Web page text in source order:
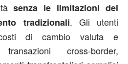
senza le limitazioni dei
tradizionali. Gli utenti
di cambio valuta e
cross-border,